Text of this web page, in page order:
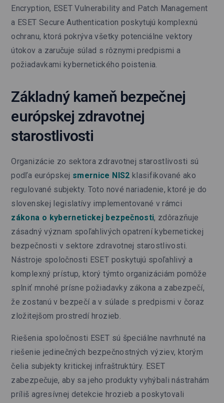
Encryption, ESET Vulnerability and Patch Management
a ESET Secure Authentication poskytujú komplexnú
ochranu, ktorá pokrýva všetky potenciálne vektory
útokov a zaručuje súlad s rôznymi predpismi a
požiadavkami kybernetického poistenia.
Základný kameň bezpečnej
európskej zdravotnej
starostlivosti
Organizácie zo sektora zdravotnej starostlivosti sú
podľa európskej smernice NIS2 klasifikované ako
regulované subjekty. Toto nové nariadenie, ktoré je do
slovenskej legislatívy implementované v rámci
zákona o kybernetickej bezpečnosti, zdôrazňuje
zásadný význam spoľahlivých opatrení kybernetickej
bezpečnosti v sektore zdravotnej starostlivosti.
Nástroje spoločnosti ESET poskytujú spoľahlivý a
komplexný prístup, ktorý týmto organizáciám pomôže
splniť mnohé prísne požiadavky zákona a zabezpečí,
že zostanú v bezpečí a v súlade s predpismi v čoraz
zložitejšom prostredí hrozieb.
Riešenia spoločnosti ESET sú špeciálne navrhnuté na
riešenie jedinečných bezpečnostných výziev, ktorým
čelia subjekty kritickej infraštruktúry. ESET
zabezpečuje, aby sa jeho produkty vyhýbali nástrahám
príliš agresívnej detekcie hrozieb a poskytovali